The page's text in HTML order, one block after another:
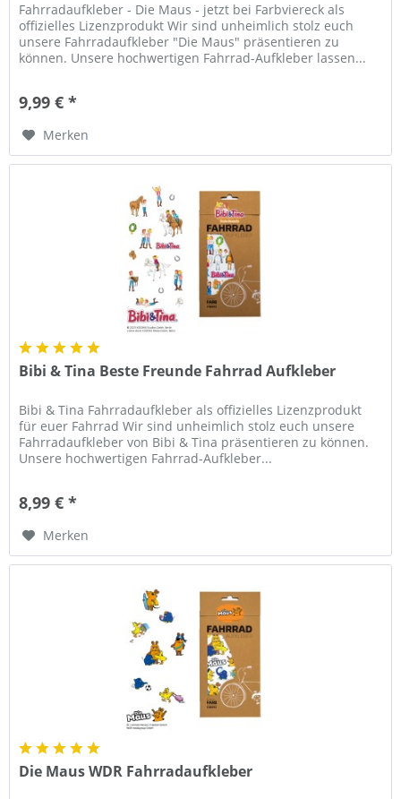
Fahrradaufkleber - Die Maus - jetzt bei Farbviereck als
offizielles Lizenzprodukt Wir sind unheimlich stolz euch
unsere Fahrradaufkleber "Die Maus" präsentieren zu
können. Unsere hochwertigen Fahrrad-Aufkleber lassen...
9,99 € *
Merken
Bibi & Tina Beste Freunde Fahrrad Aufkleber
Bibi & Tina Fahrradaufkleber als offizielles Lizenzprodukt
für euer Fahrrad Wir sind unheimlich stolz euch unsere
Fahrradaufkleber von Bibi & Tina präsentieren zu können.
Unsere hochwertigen Fahrrad-Aufkleber...
8,99 € *
Merken
Die Maus WDR Fahrradaufkleber